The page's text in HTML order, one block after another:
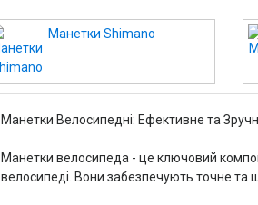
Манетки Shimano
Манетки Велосипедні: Ефективне та
Манетки велосипеда - це ключовий
велосипеді. Вони забезпечують точне